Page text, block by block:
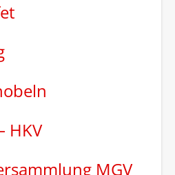
HKV
MGV